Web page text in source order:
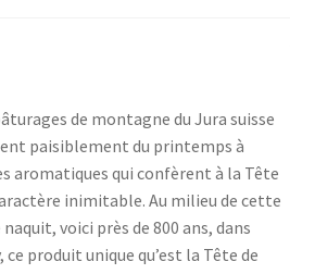
de montagne du Jura suisse
paisiblement du printemps à
aromatiques qui confèrent à la Tête
inimitable. Au milieu de cette
voici près de 800 ans, dans
ce produit unique qu’est la Tête de